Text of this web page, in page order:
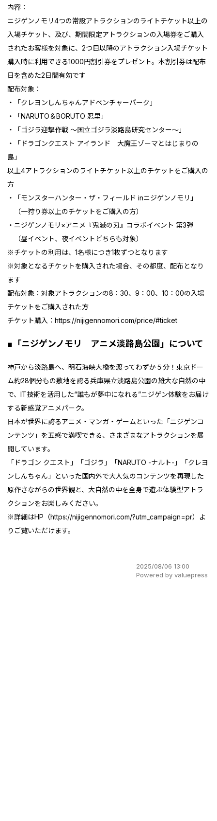
内容：
ニジゲンノモリ4つの常設アトラクションのライトチケット以上の
入場チケット、及び、期間限定アトラクションの入場券をご購入
されたお客様を対象に、2つ目以降のアトラクション入場チケット
購入時に利用できる1000円割引券をプレゼント。本割引券は配布
日を含めた2日間有効です
配布対象：
・「クレヨンしんちゃんアドベンチャーパーク」
・「NARUTO＆BORUTO 忍里」
・「ゴジラ迎撃作戦 〜国立ゴジラ淡路島研究センター〜」
・「ドラゴンクエスト アイランド 大魔王ゾーマとはじまりの
島」
以上4アトラクションのライトチケット以上のチケットをご購入の
方
・「モンスターハンター・ザ・フィールド inニジゲンノモリ」
（一狩り券以上のチケットをご購入の方）
・ニジゲンノモリ×アニメ『鬼滅の刃』コラボイベント 第3弾
（昼イベント、夜イベントどちらも対象）
※チケットの利用は、1名様につき1枚ずつとなります
※対象となるチケットを購入された場合、その都度、配布となり
ます
配布対象：対象アトラクションの8：30、9：00、10：00の入場
チケットをご購入された方
チケット購入： https://nijigennomori.com/price/#ticket
■「ニジゲンノモリ アニメ淡路島公園」について
神戸から淡路島へ、明石海峡大橋を渡ってわずか５分！東京ドー
ム約28個分もの敷地を誇る兵庫県立淡路島公園の雄大な自然の中
で、IT技術を活用した“誰もが夢中になれる”ニジゲン体験をお届け
する新感覚アニメパーク。
日本が世界に誇るアニメ・マンガ・ゲームといった「ニジゲンコ
ンテンツ」を五感で満喫できる、さまざまなアトラクションを展
開しています。
「ドラゴン クエスト」「ゴジラ」「NARUTO -ナルト-」「クレヨ
ンしんちゃん」といった国内外で大人気のコンテンツを再現した
原作さながらの世界観と、大自然の中を全身で遊ぶ体験型アトラ
クションをお楽しみください。
※詳細はHP（https://nijigennomori.com/?utm_campaign=pr）よ
りご覧いただけます。
2025/08/06 13:00
Powered by valuepress